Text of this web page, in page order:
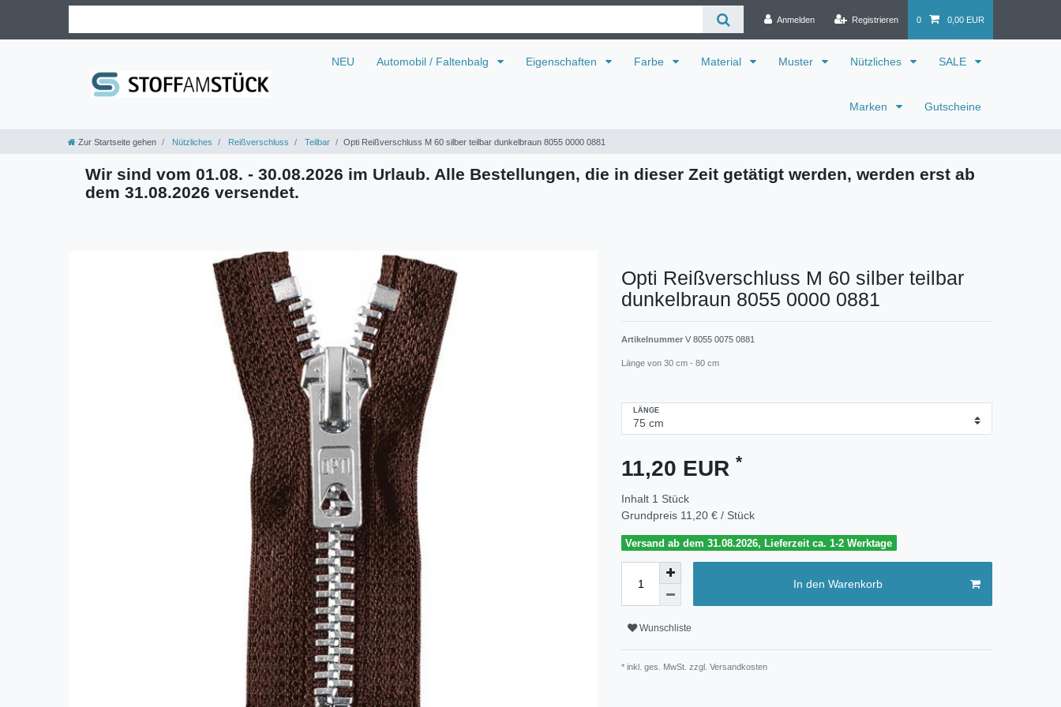
Anmelden Registrieren 0 0,00 EUR
NEU Automobil / Faltenbalg Eigenschaften Farbe Material Muster Nützliches SALE
Marken Gutscheine
Zur Startseite gehen Nützliches Reißverschluss Teilbar Opti Reißverschluss M 60 silber teilbar dunkelbraun 8055 0000 0881
Wir sind vom 01.08. - 30.08.2026 im Urlaub. Alle Bestellungen, die in dieser Zeit getätigt werden, werden erst ab
dem 31.08.2026 versendet.
Opti Reißverschluss M 60 silber teilbar
dunkelbraun 8055 0000 0881
Artikelnummer V 8055 0075 0881
Länge von 30 cm - 80 cm
LÄNGE
11,20 EUR *
Inhalt 1 Stück
Grundpreis 11,20 € / Stück
Versand ab dem 31.08.2026, Lieferzeit ca. 1-2 Werktage
In den Warenkorb
Wunschliste
* inkl. ges. MwSt. zzgl. Versandkosten